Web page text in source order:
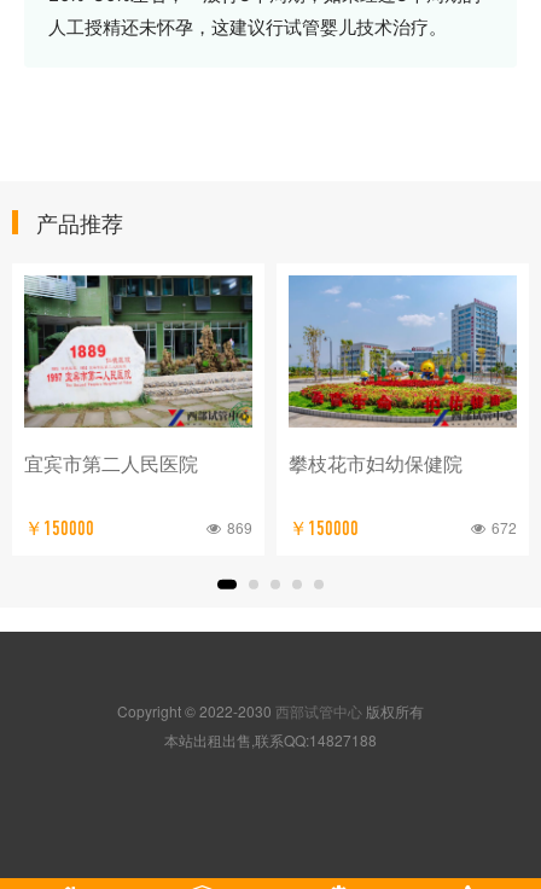
人工授精还未怀孕，这建议行试管婴儿技术治疗。
产品推荐
宜宾市第二人民医院
￥150000 869
攀枝花市妇幼保健院
￥150000 672
Copyright © 2022-2030 西部试管中心 版权所有
本站出租出售,联系QQ:14827188